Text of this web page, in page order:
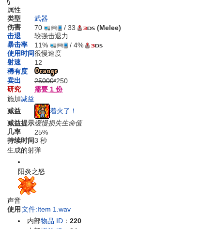
航
索
属性
类型
武器
伤害
70 / 33
(Melee)
击退
较强击退力
暴击率
11%
/ 4%
使用时间很慢速度
射速
12
稀有度
卖出
25000*250
研究
需要 1 份
施加减益
减益
着火了！
减益提示缓慢损失生命值
几率
25%
持续时间3 秒
生成的射弹
阳炎之怒
声音
使用文件:Item 1.wav
内部物品 ID ：220